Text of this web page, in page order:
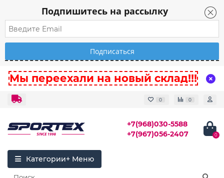
Подпишитесь на рассылку
Мы переехали на новый склад!!!
0 0
+7(968)030-5588
+7(967)056-2407
0
Категории